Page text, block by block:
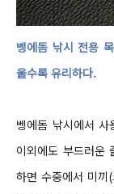
벵에돔 낚시 전용
울수록 유리하다.
벵에돔 낚시에서
이외에도 부드러운
하면 수중에서 미끼(